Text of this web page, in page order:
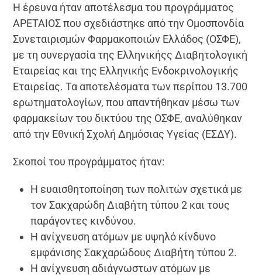
Η έρευνα ήταν αποτέλεσμα του προγράμματος
ΑΡΕΤΑΙΟΣ που σχεδιάστηκε από την Ομοσπονδία
Συνεταιρισμών Φαρμακοποιών Ελλάδος (ΟΣΦΕ),
με τη συνεργασία της Ελληνικήςς Διαβητολογική
Εταιρείας και της Ελληνικής Ενδοκρινολογικής
Εταιρείας. Τα αποτελέσματα των περίπου 13.700
ερωτηματολογίων, που απαντήθηκαν μέσω των
φαρμακείων του δικτύου της ΟΣΦΕ, αναλύθηκαν
από την Εθνική Σχολή Δημόσιας Υγείας (ΕΣΔΥ).
Σκοποί του προγράμματος ήταν:
Η ευαισθητοποίηση των πολιτών σχετικά με
τον Σακχαρώδη Διαβήτη τύπου 2 και τους
παράγοντες κινδύνου.
Η ανίχνευση ατόμων με υψηλό κίνδυνο
εμφάνισης Σακχαρώδους Διαβήτη τύπου 2.
Η ανίχνευση αδιάγνωστων ατόμων με